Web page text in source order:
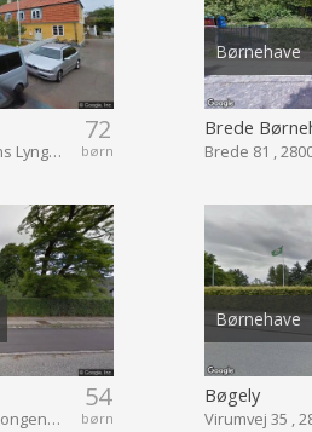
72
børn
Asylgade 3-5 , 2800 Kongens Lyngby
Børnehave
Brede
Brede 81 ,
54
børn
Nøjsomhedsvej 30 , 2800 Kongens Lyngby
Børnehave
Bøgely
Virumvej 35 ,